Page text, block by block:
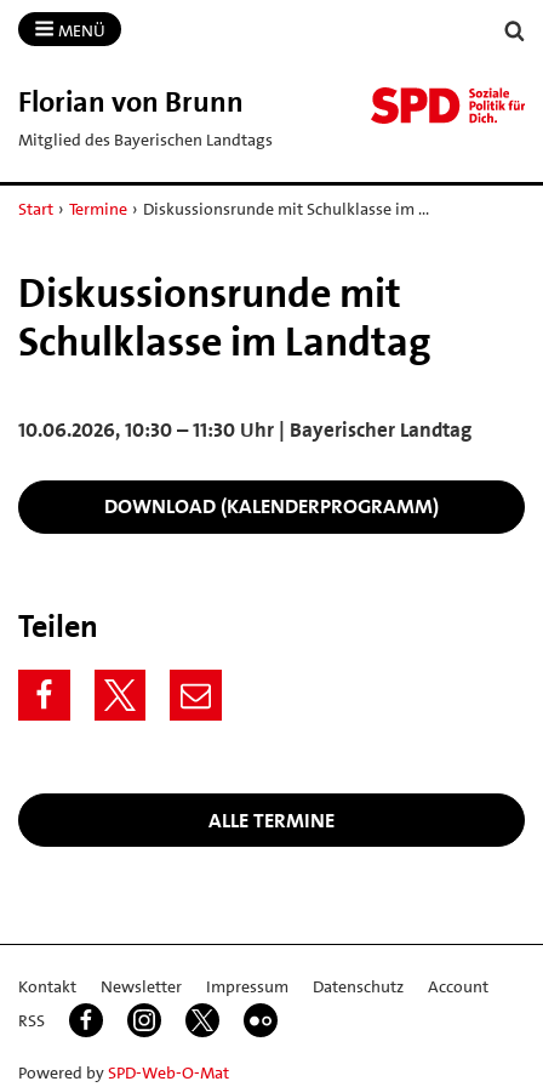
MENÜ
Florian von Brunn
Mitglied des Bayerischen Landtags
Start › Termine › Diskussionsrunde mit Schulklasse im …
Diskussionsrunde mit
Schulklasse im Landtag
10.06.2026, 10:30 – 11:30 Uhr | Bayerischer Landtag
DOWNLOAD (KALENDERPROGRAMM)
Teilen
ALLE TERMINE
Kontakt Newsletter Impressum Datenschutz
Account
RSS
Powered bySPD-Web-O-Mat